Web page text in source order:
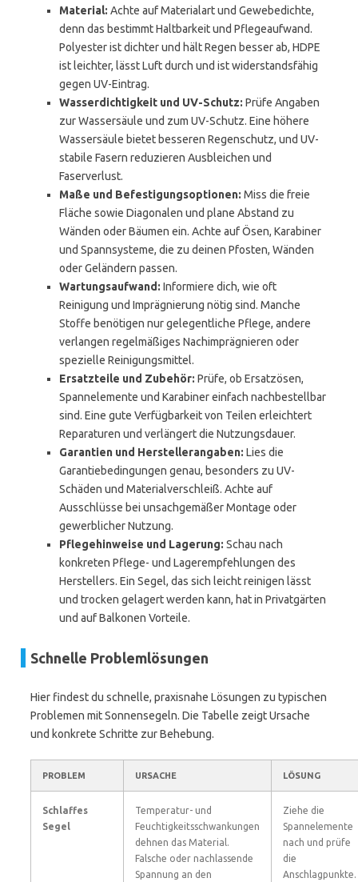
Material: Achte auf Materialart und Gewebedichte,
denn das bestimmt Haltbarkeit und Pflegeaufwand.
Polyester ist dichter und hält Regen besser ab, HDPE
ist leichter, lässt Luft durch und ist widerstandsfähig
gegen UV-Eintrag.
Wasserdichtigkeit und UV-Schutz: Prüfe Angaben
zur Wassersäule und zum UV-Schutz. Eine höhere
Wassersäule bietet besseren Regenschutz, und UV-
stabile Fasern reduzieren Ausbleichen und
Faserverlust.
Maße und Befestigungsoptionen: Miss die freie
Fläche sowie Diagonalen und plane Abstand zu
Wänden oder Bäumen ein. Achte auf Ösen, Karabiner
und Spannsysteme, die zu deinen Pfosten, Wänden
oder Geländern passen.
Wartungsaufwand: Informiere dich, wie oft
Reinigung und Imprägnierung nötig sind. Manche
Stoffe benötigen nur gelegentliche Pflege, andere
verlangen regelmäßiges Nachimprägnieren oder
spezielle Reinigungsmittel.
Ersatzteile und Zubehör: Prüfe, ob Ersatzösen,
Spannelemente und Karabiner einfach nachbestellbar
sind. Eine gute Verfügbarkeit von Teilen erleichtert
Reparaturen und verlängert die Nutzungsdauer.
Garantien und Herstellerangaben: Lies die
Garantiebedingungen genau, besonders zu UV-
Schäden und Materialverschleiß. Achte auf
Ausschlüsse bei unsachgemäßer Montage oder
gewerblicher Nutzung.
Pflegehinweise und Lagerung: Schau nach
konkreten Pflege- und Lagerempfehlungen des
Herstellers. Ein Segel, das sich leicht reinigen lässt
und trocken gelagert werden kann, hat in Privatgärten
und auf Balkonen Vorteile.
Schnelle Problemlösungen
Hier findest du schnelle, praxisnahe Lösungen zu typischen
Problemen mit Sonnensegeln. Die Tabelle zeigt Ursache
und konkrete Schritte zur Behebung.
PROBLEM URSACHE LÖSUNG
Schlaffes
Segel
Temperatur- und
Feuchtigkeitsschwankungen
dehnen das Material.
Falsche oder nachlassende
Spannung an den
Ziehe die
Spannelemente
nach und prüfe
die
Anschlagpunkte.